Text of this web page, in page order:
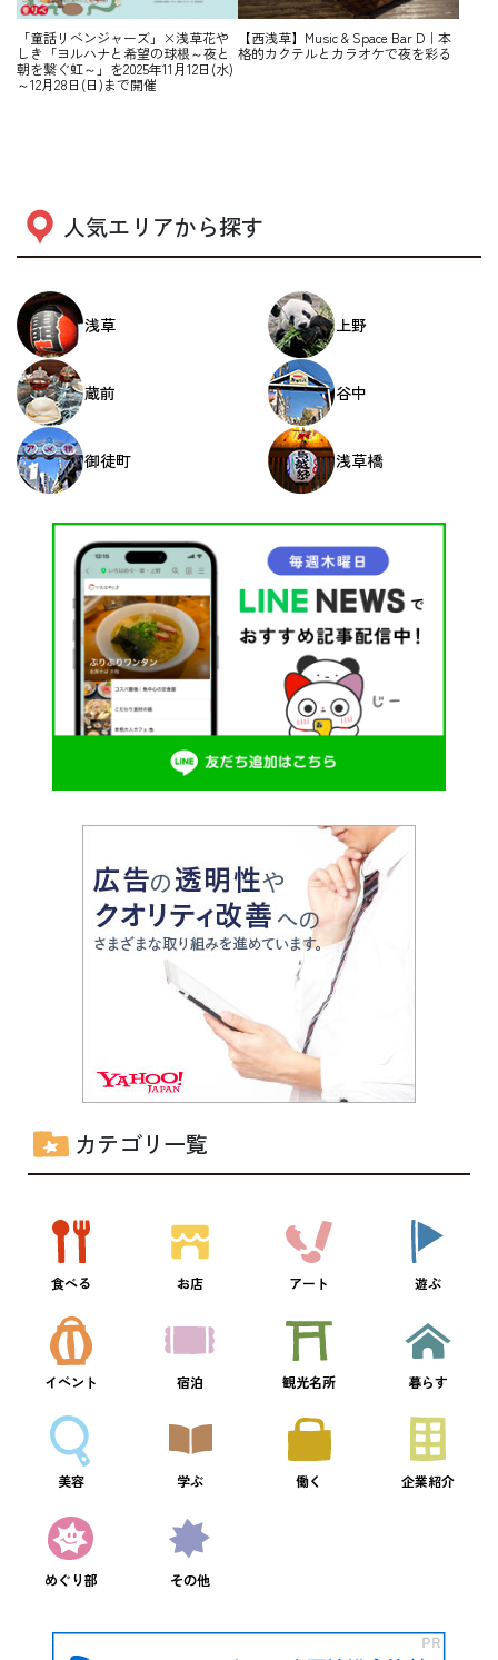
「童話リベンジャーズ」×浅草花や
しき「ヨルハナと希望の球根～夜と
朝を繋ぐ虹～」を2025年11月12日(水)
～12月28日(日)まで開催
【西浅草】Music & Space Bar D｜本
格的カクテルとカラオケで夜を彩る
人気エリアから探す
浅草 上野
蔵前 谷中
御徒町 浅草橋
カテゴリ一覧
食べる お店 アート 遊ぶ
イベント 宿泊 観光名所 暮らす
美容 学ぶ 働く 企業紹介
めぐり部 その他